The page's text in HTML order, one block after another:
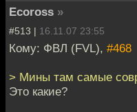
Ecoross »
#513 | 16.11.07 23:55
Кому: ФВЛ (FVL), #468
> Мины там самые
Это какие?